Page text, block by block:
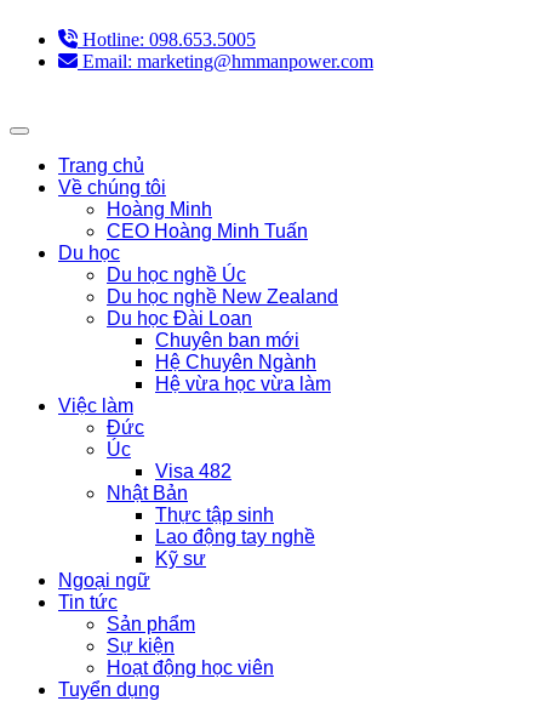
Hotline: 098.653.5005
Email: marketing@hmmanpower.com
Trang chủ
Về chúng tôi
Hoàng Minh
CEO Hoàng Minh Tuấn
Du học
Du học nghề Úc
Du học nghề New Zealand
Du học Đài Loan
Chuyên ban mới
Hệ Chuyên Ngành
Hệ vừa học vừa làm
Việc làm
Đức
Úc
Visa 482
Nhật Bản
Thực tập sinh
Lao động tay nghề
Kỹ sư
Ngoại ngữ
Tin tức
Sản phẩm
Sự kiện
Hoạt động học viên
Tuyển dụng